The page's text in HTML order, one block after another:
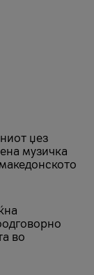
џез
музичка
во